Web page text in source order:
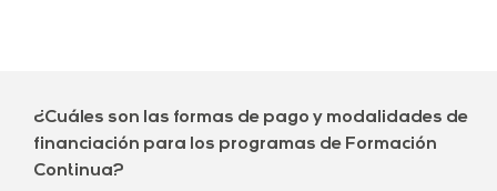
¿Cuáles son las formas de pago y modalidades de
financiación para los programas de Formación
Continua?